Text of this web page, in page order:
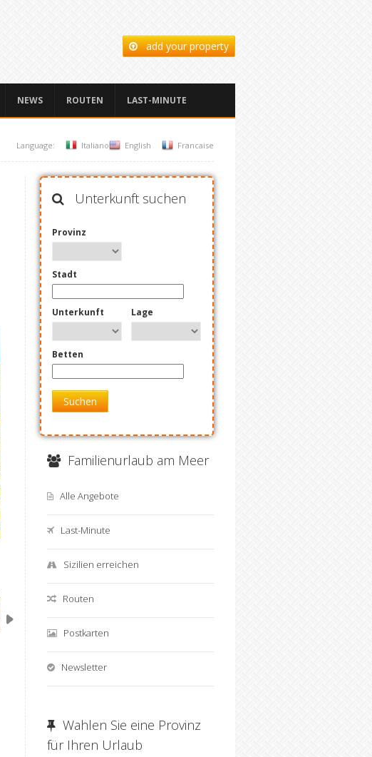
add your property
NEWS ROUTEN LAST-MINUTE
Language: Italiano English Francaise
Unterkunft suchen
Provinz
Stadt
Unterkunft Lage
Betten
Suchen
Familienurlaub am Meer
Alle Angebote
Last-Minute
Sizilien erreichen
Routen
Postkarten
Newsletter
Wahlen Sie eine Provinz
für Ihren Urlaub